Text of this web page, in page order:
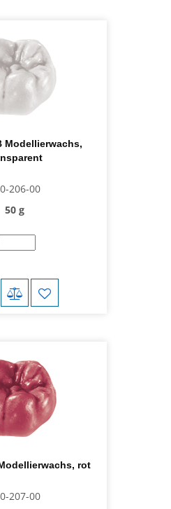
Modellierwachs,
206-00
50 g
rot
207-00